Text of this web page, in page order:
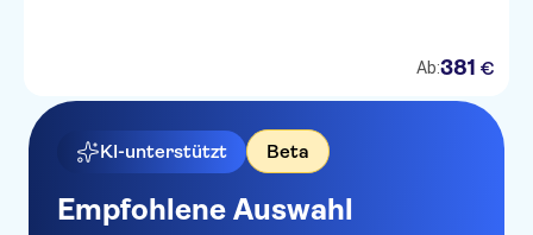
Ab:381 €
KI-unterstützt Beta
Empfohlene Auswahl